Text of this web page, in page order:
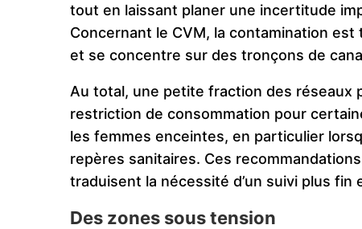
tout en laissant planer une incertitude
Concernant le CVM, la contamination est
et se concentre sur des tronçons de
Au total, une petite fraction des réseaux
restriction de consommation pour
les femmes enceintes, en particulier
repères sanitaires. Ces
traduisent la nécessité d’un suivi plus fin
Des zones sous tension